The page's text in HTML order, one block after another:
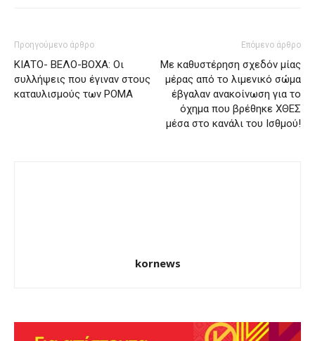
Προηγούμενο άρθρο
ΚΙΑΤΟ- ΒΕΛΟ-ΒΟΧΑ: Οι
συλλήψεις που έγιναν στους
καταυλισμούς των ΡΟΜΑ
Επόμενο άρθρο
Με καθυστέρηση σχεδόν μίας
μέρας από το λιμενικό σώμα
έβγαλαν ανακοίνωση για το
όχημα που βρέθηκε ΧΘΕΣ
μέσα στο κανάλι του Ισθμού!
kornews